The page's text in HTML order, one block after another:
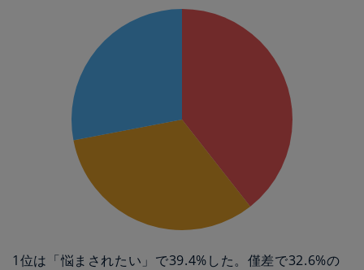
1位は「悩まされたい」で39.4%した。僅差で32.6%の